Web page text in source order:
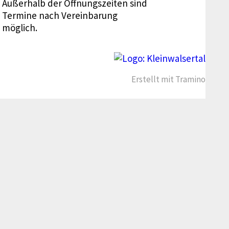
Außerhalb der Öffnungszeiten sind
Termine nach Vereinbarung
möglich.
Erstellt mit Tramino